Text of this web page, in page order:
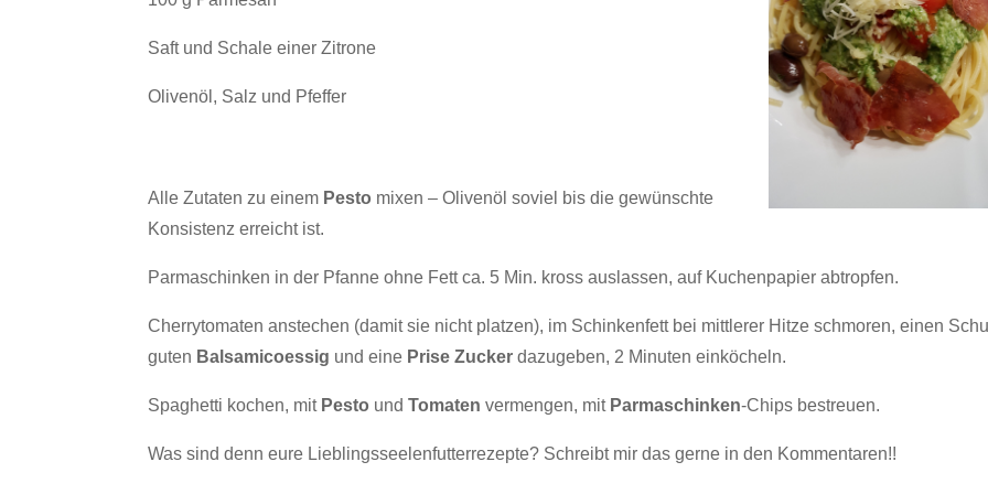
Saft und Schale einer Zitrone
Olivenöl, Salz und Pfeffer
Alle Zutaten zu einem Pesto mixen – Olivenöl soviel bis die gewünschte
Konsistenz erreicht ist.
Parmaschinken in der Pfanne ohne Fett ca. 5 Min. kross auslassen, auf Kuchenpapier abtropfen.
Cherrytomaten anstechen (damit sie nicht platzen), im Schinkenfett bei mittlerer Hitze schmoren, einen
guten Balsamicoessig und eine Prise Zucker dazugeben, 2 Minuten einköcheln.
Spaghetti kochen, mit Pesto undTomatenvermengen, mit Parmaschinken-Chips bestreuen.
Was sind denn eure Lieblingsseelenfutterrezepte? Schreibt mir das gerne in den Kommentaren!!